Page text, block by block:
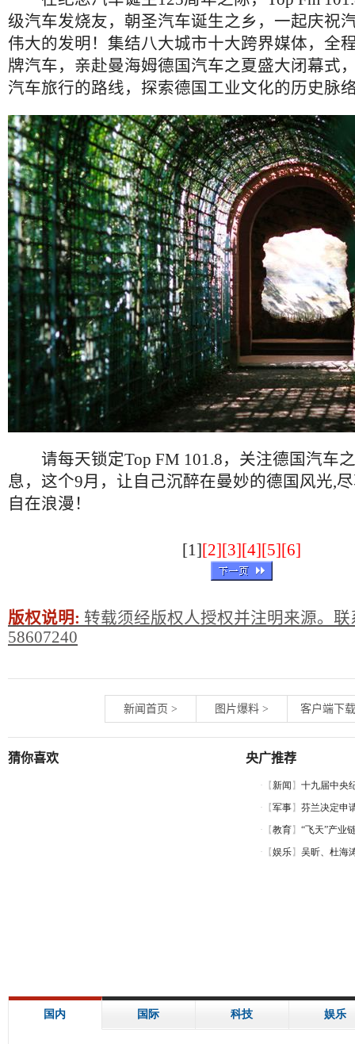
级汽车发烧友，朝圣汽车诞生之乡，一起庆祝
伟大的发明！集结八大城市十大跨界媒体，全
牌汽车，亲赴曼海姆德国汽车之夏盛大闭幕式
汽车旅行的路线，探索德国工业文化的历史脉
请每天锁定Top FM 101.8，关注德国汽车
息，这个9月，让自己沉醉在曼妙的德国风光,
自在浪漫！
[1] [2] [3] [4] [5] [6]
版权说明: 转载须经版权人授权并注明来源。联
58607240
新闻首页 > 图片爆料 > 客户端下载
猜你喜欢 央广推荐